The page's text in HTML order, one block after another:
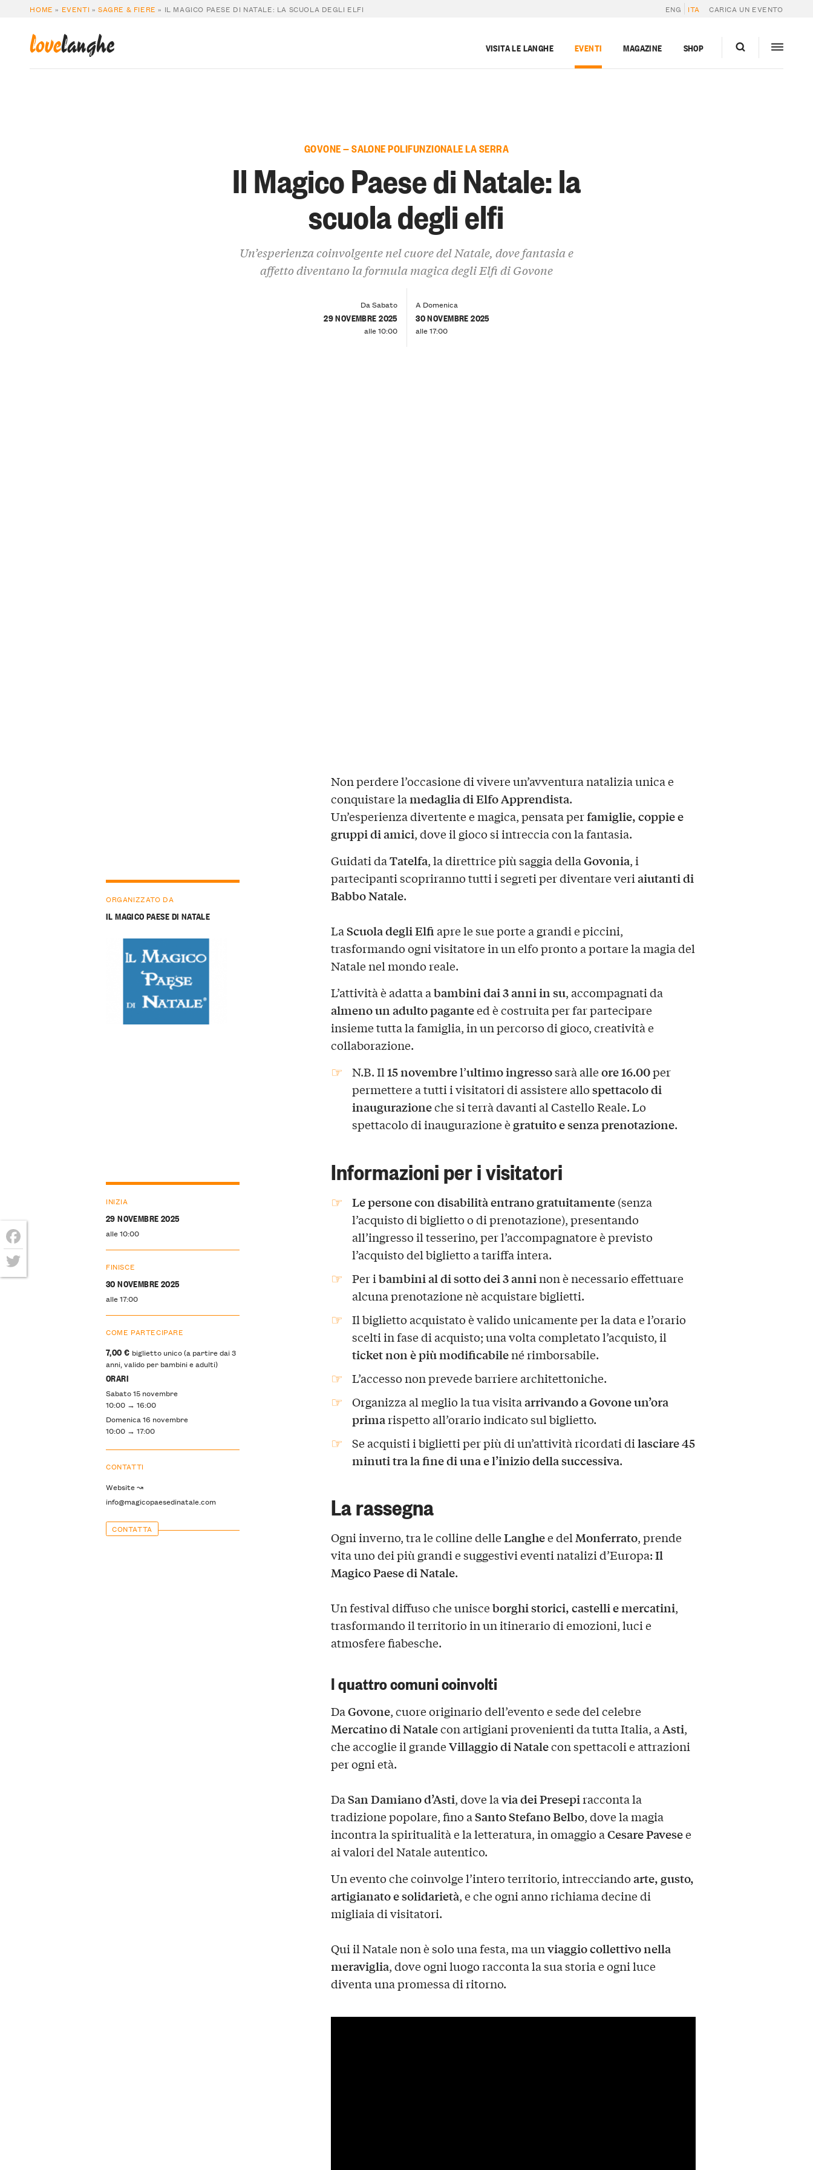
HOME » EVENTI »SAGRE & FIERE » IL MAGICO PAESE DI NATALE: LA SCUOLA DEGLI ELFI ENG ITA CARICA UN EVENTO
lovelanghe VISITA LE LANGHE EVENTI MAGAZINE SHOP
GOVONE — SALONE POLIFUNZIONALE LA SERRA
Il Magico Paese di Natale: la
scuola degli elfi
Un’esperienza coinvolgente nel cuore del Natale, dove fantasia e
affetto diventano la formula magica degli Elfi di Govone
Da Sabato
29 NOVEMBRE 2025
alle 10:00
A Domenica
30 NOVEMBRE 2025
alle 17:00
Non perdere l’occasione di vivere un’avventura natalizia unica e
conquistare lamedaglia di Elfo Apprendista.
Un’esperienza divertente e magica, pensata perfamiglie, coppie e
gruppi di amici, dove il gioco si intreccia con la fantasia.
Guidati daTatelfa, la direttrice più saggia dellaGovonia, i
partecipanti scopriranno tutti i segreti per diventare veriaiutanti di
Babbo Natale.
LaScuola degli Elfiapre le sue porte a grandi e piccini,
trasformando ogni visitatore in un elfo pronto a portare la magia del
Natale nel mondo reale.
L’attività è adatta abambini dai 3 anni in su, accompagnati da
almeno un adulto paganteed è costruita per far partecipare
insieme tutta la famiglia, in un percorso di gioco, creatività e
collaborazione.
N.B. Il15 novembrel’ultimo ingressosarà alleore 16.00per
permettere a tutti i visitatori di assistere allospettacolo di
inaugurazioneche si terrà davanti al Castello Reale. Lo
spettacolo di inaugurazione ègratuito e senza prenotazione.
Informazioni per i visitatori
Le persone con disabilità entrano gratuitamente(senza
l’acquisto di biglietto o di prenotazione), presentando
all’ingresso il tesserino, per l’accompagnatore è previsto
l’acquisto del biglietto a tariffa intera.
Per ibambini al di sotto dei 3 anninon è necessario effettuare
alcuna prenotazione nè acquistare biglietti.
Il biglietto acquistato è valido unicamente per la data e l’orario
scelti in fase di acquisto; una volta completato l’acquisto, il
ticketnon è più modificabilené rimborsabile.
L’accesso non prevede barriere architettoniche.
Organizza al meglio la tua visitaarrivando a Govone un’ora
primarispetto all’orario indicato sul biglietto.
Se acquisti i biglietti per più di un’attività ricordati dilasciare 45
minuti tra la fine di una e l’inizio della successiva.
La rassegna
Ogni inverno, tra le colline delleLanghee delMonferrato, prende
vita uno dei più grandi e suggestivi eventi natalizi d’Europa:Il
Magico Paese di Natale.
Un festival diffuso che unisceborghi storici, castelli e mercatini,
trasformando il territorio in un itinerario di emozioni, luci e
atmosfere fiabesche.
I quattro comuni coinvolti
DaGovone, cuore originario dell’evento e sede del celebre
Mercatino di Natalecon artigiani provenienti da tutta Italia, aAsti,
che accoglie il grandeVillaggio di Natalecon spettacoli e attrazioni
per ogni età.
DaSan Damiano d’Asti, dove lavia dei Presepiracconta la
tradizione popolare, fino aSanto Stefano Belbo, dove la magia
incontra la spiritualità e la letteratura, in omaggio aCesare Pavesee
ai valori del Natale autentico.
Un evento che coinvolge l’intero territorio, intrecciandoarte, gusto,
artigianato e solidarietà, e che ogni anno richiama decine di
migliaia di visitatori.
Qui il Natale non è solo una festa, ma unviaggio collettivo nella
meraviglia, dove ogni luogo racconta la sua storia e ogni luce
diventa una promessa di ritorno.
ORGANIZZATO DA
IL MAGICO PAESE DI NATALE
INIZIA
29 NOVEMBRE 2025
alle 10:00
FINISCE
30 NOVEMBRE 2025
alle 17:00
COME PARTECIPARE
7,00 € biglietto unico (a partire dai 3
anni, valido per bambini e adulti)
ORARI
Sabato 15 novembre
10:00 → 16:00
Domenica 16 novembre
10:00 → 17:00
CONTATTI
Website ↝
info@magicopaesedinatale.com
CONTATTA
Facebook
Twitter